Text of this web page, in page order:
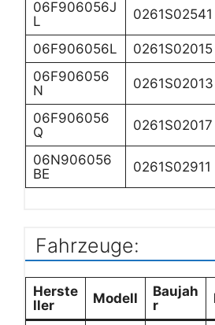
06F906056J
L
0261S02541
06F906056L 0261S02015
06F906056
N
0261S02013
06F906056
Q
0261S02017
06N906056
BE
0261S02911
Fahrzeuge:
Herste
ller
Modell
Baujah
r